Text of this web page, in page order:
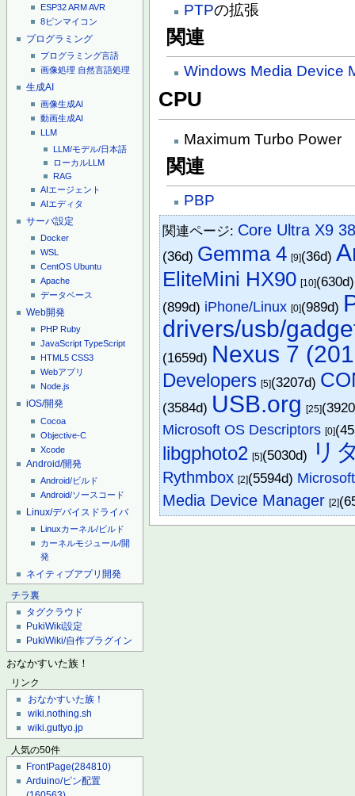
ESP32ARMAVR
8ピンマイコン
プログラミング
プログラミング言語
画像処理 自然言語処理
生成AI
画像生成AI
動画生成AI
LLM
LLM/モデル/日本語
ローカルLLM
RAG
AIエージェント
AIエディタ
サーバ設定
Docker
WSL
CentOS Ubuntu
Apache
データベース
Web開発
PHP Ruby
JavaScript TypeScript
HTML5 CSS3
Webアプリ
Node.js
iOS/開発
Cocoa
Objective-C
Xcode
Android/開発
Android/ビルド
Android/ソースコード
Linux/デバイスドライバ
Linuxカーネル/ビルド
カーネルモジュール/開
発
ネイティブアプリ開発
チラ裏
タグクラウド
PukiWiki設定
PukiWiki/自作プラグイン
おなかすいた族！
リンク
おなかすいた族！
wiki.nothing.sh
wiki.guttyo.jp
人気の50件
FrontPage(284810)
Arduino/ピン配置
PTPの拡張
関連
Windows Media Device
CPU
Maximum Turbo Power
関連
PBP
関連ページ: Core Ultra X9
(36d) Gemma 4 [9](36d)
EliteMini HX90 [10]
(899d) iPhone/Linux [0](989d)
drivers/usb/
(1659d) Nexus 7
Developers [5](3207d)
(3584d) USB.org [25]
Microsoft OS Descriptors [0]
libgphoto2 [5](5030d) リ
Rythmbox [2](5594d)
Media Device Manager [2]